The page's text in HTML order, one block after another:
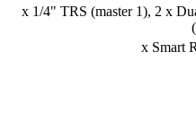
2 x 1/4" TRS (master 1), 2 x